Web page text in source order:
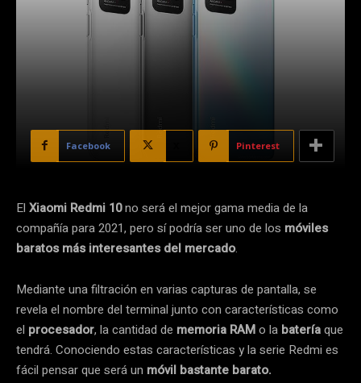
Facebook Pinterest
El Xiaomi Redmi 10no será el mejor gama media de la
compañía para 2021, pero sí podría ser uno de los móviles
baratos más interesantes del mercado.
Mediante una filtración en varias capturas de pantalla, se
revela el nombre del terminal junto con características como
el procesador, la cantidad de memoria RAMo la bateríaque
tendrá. Conociendo estas características y la serie Redmi es
fácil pensar que será un móvil bastante barato.